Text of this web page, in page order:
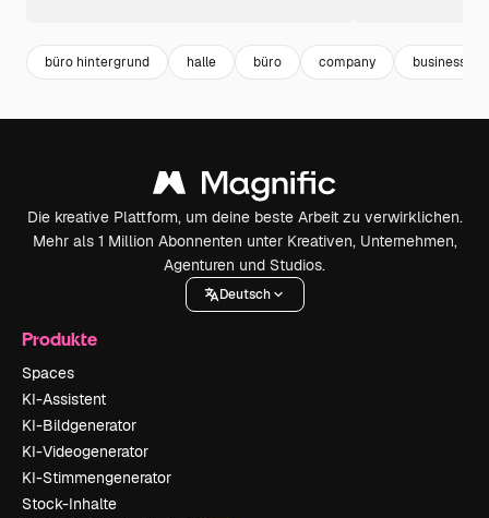
büro hintergrund halle büro company business
Die kreative Plattform, um deine beste Arbeit zu verwirklichen.
Mehr als 1 Million Abonnenten unter Kreativen, Unternehmen,
Agenturen und Studios.
Deutsch
Produkte
Spaces
KI-Assistent
KI-Bildgenerator
KI-Videogenerator
KI-Stimmengenerator
Stock-Inhalte